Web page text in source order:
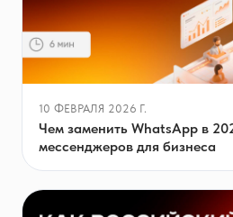
10 ФЕВРАЛЯ 2026 Г.
Чем заменить WhatsApp в
мессенджеров для бизнеса